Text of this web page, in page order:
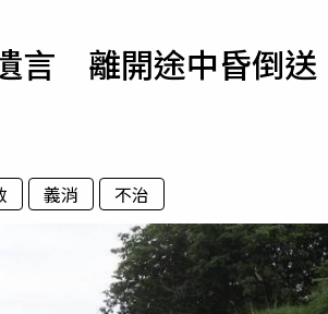
運勢
言 離開途中昏倒送
義消 不治